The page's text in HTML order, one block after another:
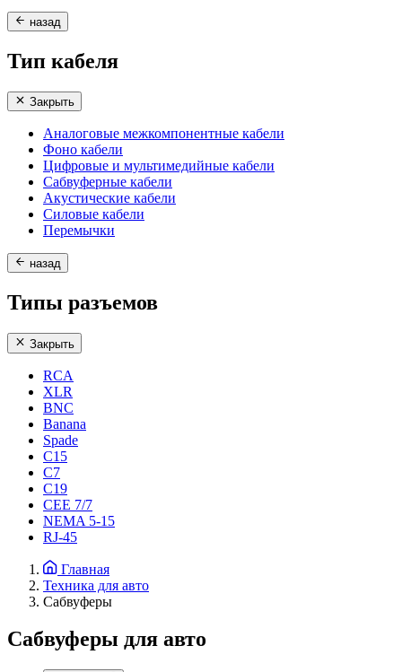
назад
Тип кабеля
Закрыть
Аналоговые межкомпонентные кабели
Фоно кабели
Цифровые и мультимедийные кабели
Сабвуферные кабели
Акустические кабели
Силовые кабели
Перемычки
назад
Типы разъемов
Закрыть
RCA
XLR
BNC
Banana
Spade
C15
С7
C19
CEE 7/7
NEMA 5-15
RJ-45
Главная
Техника для авто
Сабвуферы
Сабвуферы для авто